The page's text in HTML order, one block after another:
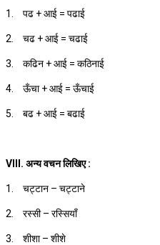
1. पढ + आई = पढाई
2. चढ + आई = चढाई
3. कढिन + आई = कठिनाई
4. ऊँचा + आई = ऊँचाई
5. बढ + आई = बढाई
VIII. अन्य वचन लिखिए :
1. चट्टान – चट्टाने
2. रस्सी – रस्सियाँ
3. शीशा – शीशे